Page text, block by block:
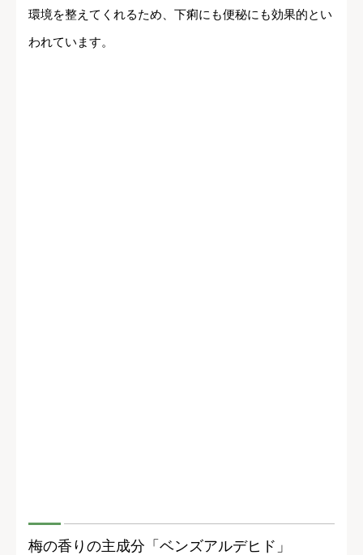
環境を整えてくれるため、下痢にも便秘にも効果的とい
われています。
梅の香りの主成分「ベンズアルデヒド」